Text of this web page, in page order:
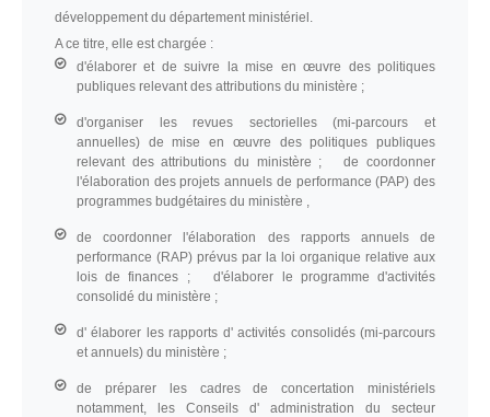
développement du département ministériel.
A ce titre, elle est chargée :
d'élaborer et de suivre la mise en œuvre des politiques
publiques relevant des attributions du ministère ;
d'organiser les revues sectorielles (mi-parcours et
annuelles) de mise en œuvre des politiques publiques
relevant des attributions du ministère ; de coordonner
l'élaboration des projets annuels de performance (PAP) des
programmes budgétaires du ministère ,
de coordonner l'élaboration des rapports annuels de
performance (RAP) prévus par la loi organique relative aux
lois de finances ; d'élaborer le programme d'activités
consolidé du ministère ;
d' élaborer les rapports d' activités consolidés (mi-parcours
et annuels) du ministère ;
de préparer les cadres de concertation ministériels
notamment, les Conseils d' administration du secteur